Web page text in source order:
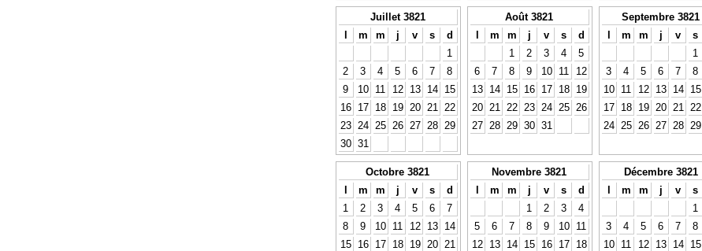
Juillet 3821
l
m m j v s
d
1
2
3 4 5 6 7
8
9
10 11 12 13 14
15
16
17 18 19 20 21
22
23
24 25 26 27 28
29
30 31
Août 3821
l
m m j v s
d
1
2 3 4
5
6
7 8 9 10 11
12
13
14 15 16 17 18
19
20
21 22 23 24 25
26
27
28 29 30 31
Septembre 3821
l
m m j v s
1
3
4 5 6 7 8
10
11 12 13 14 15
17
18 19 20 21 22
24
25 26 27 28 29
Octobre 3821
l
m m j v s
d
1
2 3 4 5 6
7
8
9 10 11 12 13
14
15
16 17 18 19 20
21
Novembre 3821
l
m m j v s
d
1
2 3
4
5
6 7 8 9 10
11
12
13 14 15 16 17
18
Décembre 3821
l
m m j v s
1
3
4 5 6 7 8
10
11 12 13 14 15